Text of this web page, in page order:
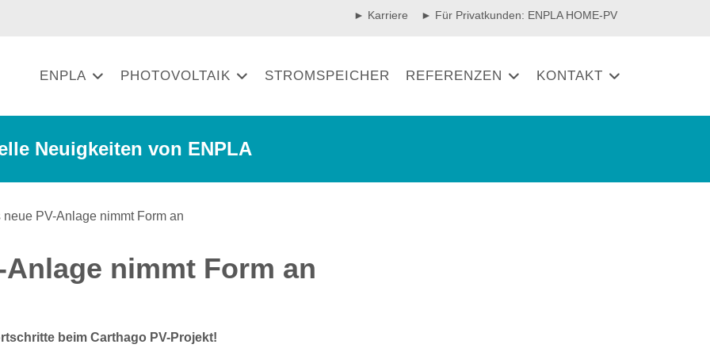
► Karriere ► Für Privatkunden: ENPLA HOME-PV
ENPLA PHOTOVOLTAIK STROMSPEICHER REFERENZEN KONTAKT
Neuigkeiten von ENPLA
nimmt Form an
beim Carthago PV-Projekt!